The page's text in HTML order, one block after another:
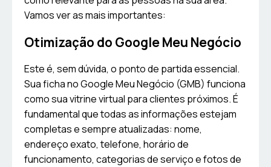
Vamos ver as mais importantes:
Otimização do Google Meu Negócio
Este é, sem dúvida, o ponto de partida essencial.
Sua ficha no Google Meu Negócio (GMB) funciona
como sua vitrine virtual para clientes próximos. É
fundamental que todas as informações estejam
completas e sempre atualizadas: nome,
endereço exato, telefone, horário de
funcionamento, categorias de serviço e fotos de